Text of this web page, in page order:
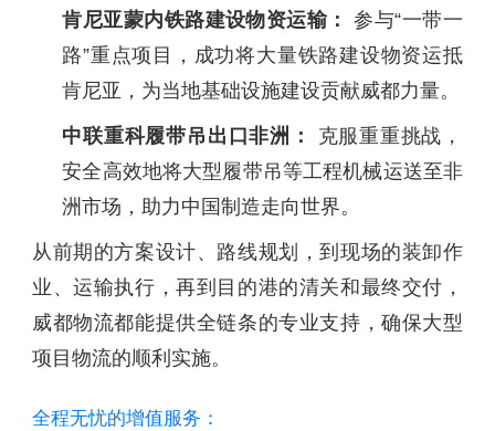
肯尼亚蒙内铁路建设物资运输：参与“一带一
路”重点项目，成功将大量铁路建设物资运抵
肯尼亚，为当地基础设施建设贡献威都力量。
中联重科履带吊出口非洲： 克服重重挑战，
安全高效地将大型履带吊等工程机械运送至非
洲市场，助力中国制造走向世界。
从前期的方案设计、路线规划，到现场的装卸作
业、运输执行，再到目的港的清关和最终交付，
威都物流都能提供全链条的专业支持，确保大型
项目物流的顺利实施。
全程无忧的增值服务：